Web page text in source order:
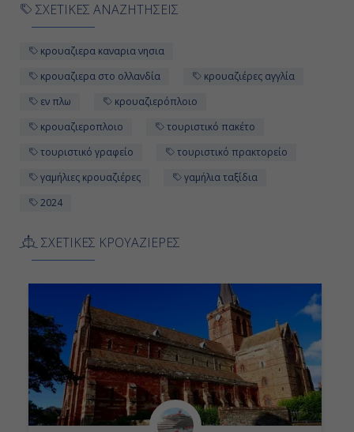
Ημέρα 11η
Πόρτρι - Σκωτία, Αγγλία
08:00
17:00
Ημέρα 13η
Εδιμβούργο, Αγγλία
ΣΧΕΤΙΚΕΣ ΑΝΑΖΗΤΗΣΕΙΣ
κρουαζιερα καναρια νησια
κρουαζιερα στο ολλανδία
κρουαζιέρες αγγλία
εν πλω
κρουαζιερόπλοιο
κρουαζιεροπλοιο
τουριστικό πακέτο
τουριστικό γραφείο
τουριστικό πρακτορείο
γαμήλιες κρουαζιέρες
γαμήλια ταξίδια
2024
ΣΧΕΤΙΚΕΣ ΚΡΟΥΑΖΙΕΡΕΣ